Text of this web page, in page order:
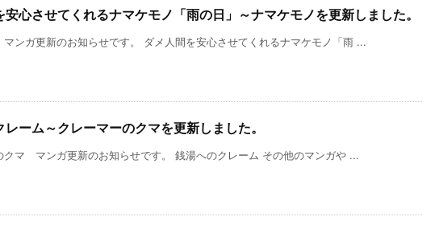
安心させてくれるナマケモノ「雨の日」～ナマケモノを更新しました。
ンガ更新のお知らせです。 ダメ人間を安心させてくれるナマケモノ「雨 ...
レーム～クレーマーのクマを更新しました。
クマ マンガ更新のお知らせです。 銭湯へのクレーム その他のマンガや ...